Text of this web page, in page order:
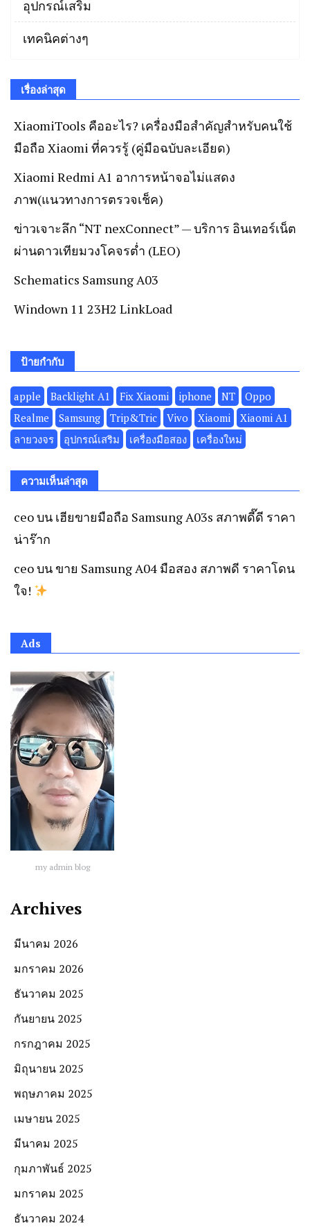
อุปกรณ์เสริม
เทคนิคต่างๆ
เรื่องล่าสุด
XiaomiTools คืออะไร? เครื่องมือสำคัญสำหรับคนใช้
มือถือ Xiaomi ที่ควรรู้ (คู่มือฉบับละเอียด)
Xiaomi Redmi A1 อาการหน้าจอไม่แสดง
ภาพ(แนวทางการตรวจเช็ค)
ข่าวเจาะลึก “NT nexConnect” — บริการ อินเทอร์เน็ต
ผ่านดาวเทียมวงโคจรต่ำ (LEO)
Schematics Samsung A03
Windown 11 23H2 LinkLoad
ป้ายกำกับ
apple Backlight A1 Fix Xiaomi iphone NT
Oppo
Realme
Samsung Trip&Tric Vivo Xiaomi
Xiaomi A1
ลายวงจร
อุปกรณ์เสริม เครื่องมือสอง เครื่องใหม่
ความเห็นล่าสุด
ceoบน เฮียขายมือถือ Samsung A03s สภาพดี๊ดี ราคา
น่าร๊าก
ceoบน ขาย Samsung A04 มือสอง สภาพดี ราคาโดน
ใจ!
Ads
my admin blog
Archives
มีนาคม 2026
มกราคม 2026
ธันวาคม 2025
กันยายน 2025
กรกฎาคม 2025
มิถุนายน 2025
พฤษภาคม 2025
เมษายน 2025
มีนาคม 2025
กุมภาพันธ์ 2025
มกราคม 2025
ธันวาคม 2024